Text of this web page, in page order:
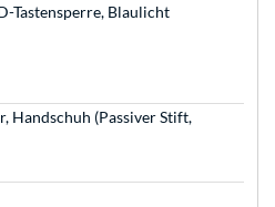
Tastensperre, Blaulicht
Handschuh (Passiver Stift,